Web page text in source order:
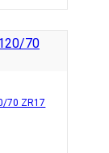
70 ZR17